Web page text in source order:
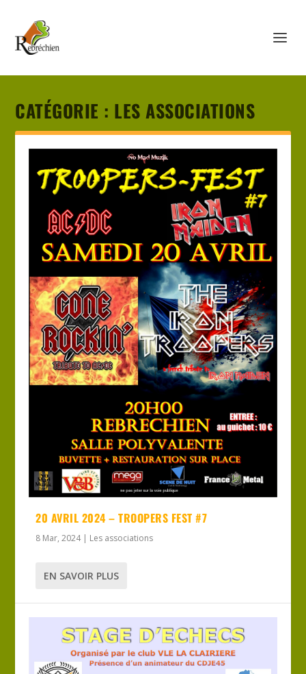
CATÉGORIE : LES ASSOCIATIONS
20 AVRIL 2024 – TROOPERS FEST #7
8 Mar, 2024| Les associations
EN SAVOIR PLUS